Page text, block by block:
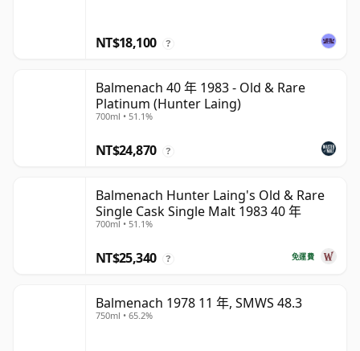
NT$18,100 ?
Balmenach 40 年 1983 - Old & Rare
Platinum (Hunter Laing)
700ml • 51.1%
NT$24,870 ?
Balmenach Hunter Laing's Old & Rare
Single Cask Single Malt 1983 40 年
700ml • 51.1%
免運費
NT$25,340 ?
Balmenach 1978 11 年, SMWS 48.3
750ml • 65.2%